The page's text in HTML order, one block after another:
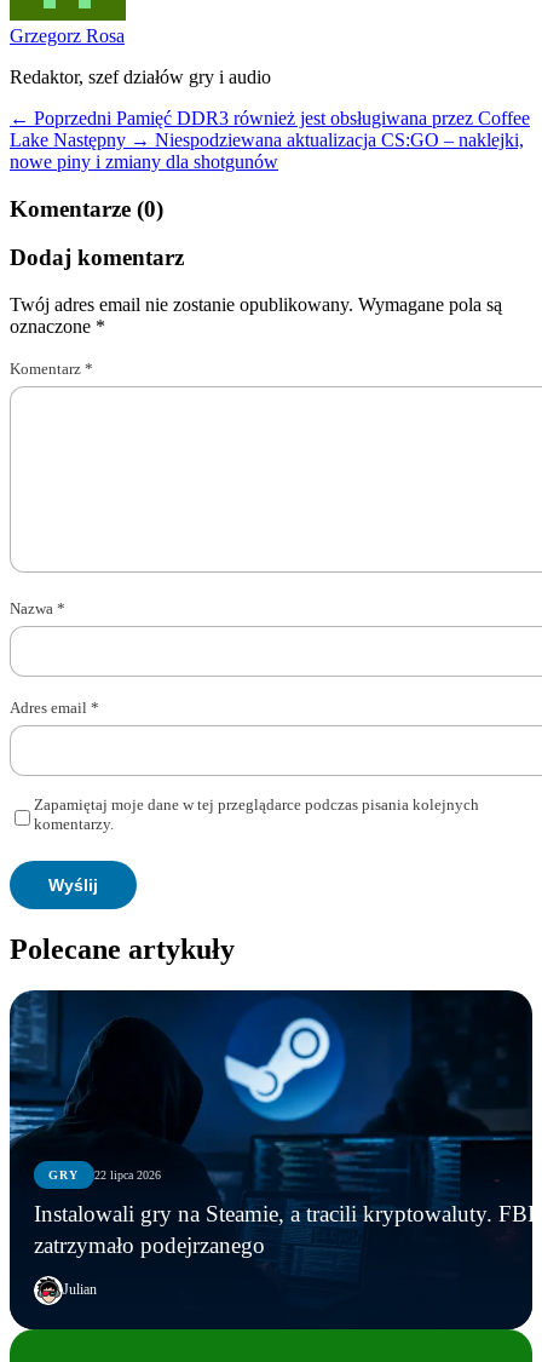
Grzegorz Rosa
Redaktor, szef działów gry i audio
← Poprzedni Pamięć DDR3 również jest obsługiwana przez Coffee
Lake Następny → Niespodziewana aktualizacja CS:GO – naklejki,
nowe piny i zmiany dla shotgunów
Komentarze (0)
Dodaj komentarz
Twój adres email nie zostanie opublikowany. Wymagane pola są
oznaczone *
Komentarz *
Nazwa *
Adres email *
Zapamiętaj moje dane w tej przeglądarce podczas pisania kolejnych
komentarzy.
Polecane artykuły
GRY 22 lipca 2026
Instalowali gry na Steamie, a tracili kryptowaluty. FBI
zatrzymało podejrzanego
Julian